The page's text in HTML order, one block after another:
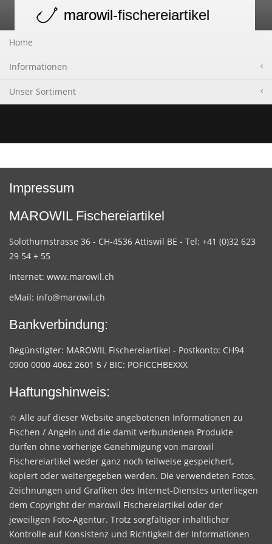
navigation
marowil-fischereiartikel
Home
Informationen
Unser Sortiment
Impressum
MAROWIL Fischereiartikel
Solothurnstrasse 36 - CH-4536 Attiswil BE - Tel: +41 (0)32 623
29 54 + 55
Internet: www.marowil.ch
eMail: info@marowil.ch
Bankverbindung:
Begünstigter: MAROWIL Fischereiartikel - Postkonto: CH94
0900 0000 4062 2601 5 / BIC: POFICCHBEXXX
Haftungshinweis:
☆ Alle auf dieser Website angebotenen Informationen zu
Fischen / Angeln und die damit verbundenen Produkte
dürfen ohne vorherige Genehmigung von marowil
Fischereiartikel weder ganz noch teilweise gespeichert,
kopiert oder weitergegeben werden. Die verwendeten Fotos,
Zeichnungen und Grafiken des Internet-Dienstes unterliegen
dem Copyright der marowil Fischereiartikel oder der
jeweiligen Foto-Agentur. Trotz sorgfältiger inhaltlicher
Kontrolle auf Konsistenz und Richtigkeit der Informationen